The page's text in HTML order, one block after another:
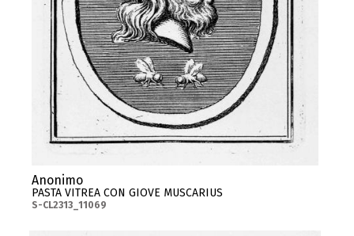
Anonimo
PASTA VITREA CON GIOVE MUSCARIUS
S-CL2313_11069